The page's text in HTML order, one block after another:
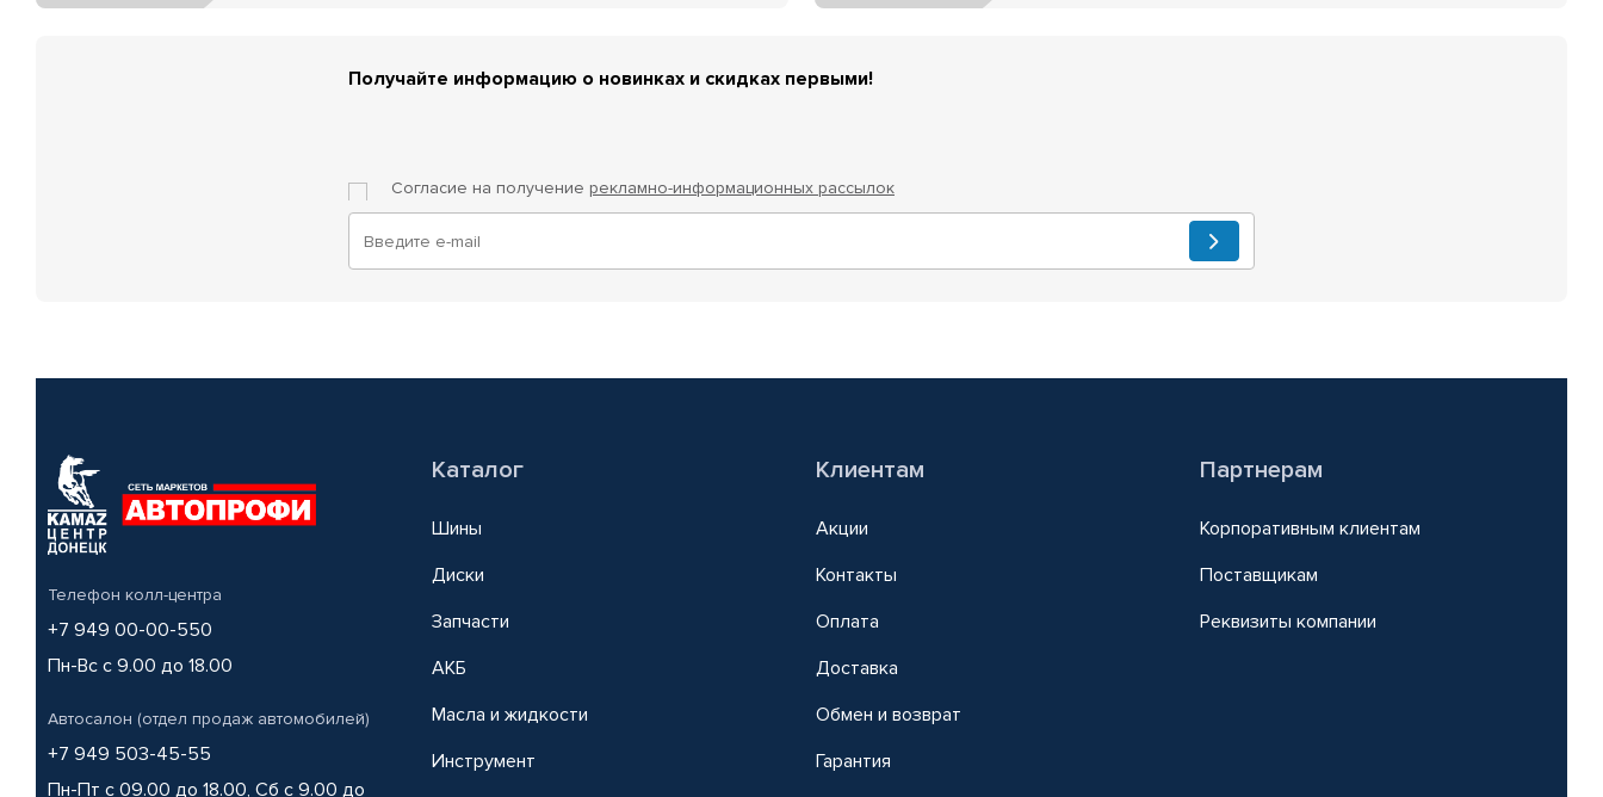
Получайте информацию о новинках и скидках первыми!
Согласие на получение рекламно-информационных рассылок
Телефон колл-центра
+7 949 00-00-550
Пн-Вс с 9.00 до 18.00
Автосалон (отдел продаж автомобилей)
+7 949 503-45-55
Пн-Пт с 09.00 до 18.00, Сб с 9.00 до
Каталог
Шины
Диски
Запчасти
АКБ
Масла и жидкости
Инструмент
Клиентам
Акции
Контакты
Оплата
Доставка
Обмен и возврат
Гарантия
Партнерам
Корпоративным клиентам
Поставщикам
Реквизиты компании